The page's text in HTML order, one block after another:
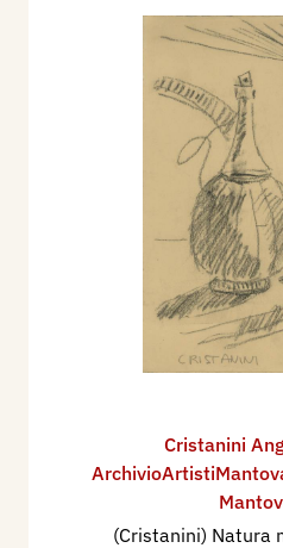
Cristanini
(Cristanini) Natura